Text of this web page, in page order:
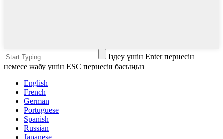
Іздеу үшін Enter пернесін
немесе жабу үшін ESC пернесін басыңыз
English
French
German
Portuguese
Spanish
Russian
Japanese